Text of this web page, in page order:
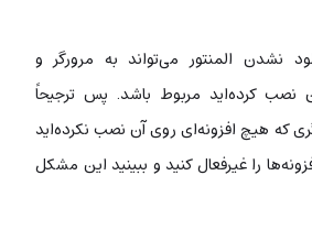
نشدن المنتور می‌تواند به مرورگر و
نصب کرده‌اید مربوط باشد. پس ترجیحاً
که هیچ افزونه‌ای روی آن نصب نکرده‌اید
را غیرفعال کنید و ببینید این مشکل